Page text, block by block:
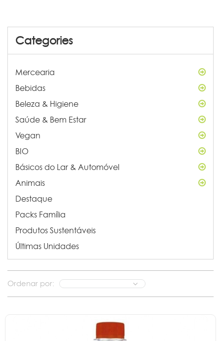
Categories
Mercearia
Bebidas
Beleza & Higiene
Saúde & Bem Estar
Vegan
BIO
Básicos do Lar & Automóvel
Animais
Destaque
Packs Família
Produtos Sustentáveis
Últimas Unidades
Ordenar por: